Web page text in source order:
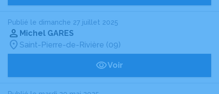
Publié le dimanche 27 juillet 2025
Michel GARES
Saint-Pierre-de-Rivière (09)
Voir